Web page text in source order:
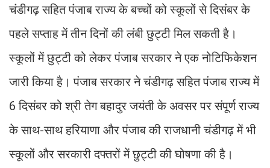
चंडीगढ़ सहित पंजाब राज्य के बच्चों को स्कूलों से दिसंबर के
पहले सप्ताह में तीन दिनों की लंबी छुट्टी मिल सकती है।
स्कूलों में छुट्टी को लेकर पंजाब सरकार ने एक नोटिफिकेशन
जारी किया है। पंजाब सरकार ने चंडीगढ़ सहित पंजाब राज्य में
6 दिसंबर को श्री तेग बहादुर जयंती के अवसर पर संपूर्ण राज्य
के साथ-साथ हरियाणा और पंजाब की राजधानी चंडीगढ़ में भी
स्कूलों और सरकारी दफ्तरों में छुट्टी की घोषणा की है।